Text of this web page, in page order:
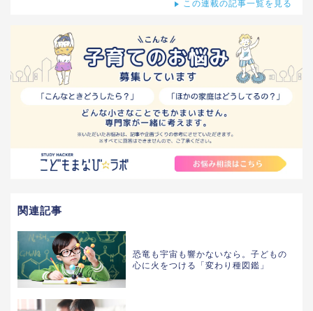
この連載の記事一覧を見る
関連記事
恐竜も宇宙も響かないなら。子どもの
心に火をつける「変わり種図鑑」